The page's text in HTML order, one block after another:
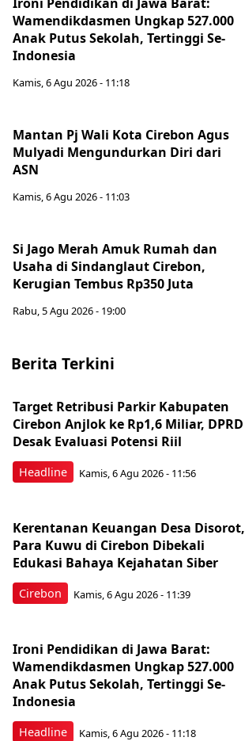
Wamendikdasmen Ungkap 527.000
Anak Putus Sekolah, Tertinggi Se-
Indonesia
Kamis, 6 Agu 2026 - 11:18
Mantan Pj Wali Kota Cirebon Agus
Mulyadi Mengundurkan Diri dari
ASN
Kamis, 6 Agu 2026 - 11:03
Si Jago Merah Amuk Rumah dan
Usaha di Sindanglaut Cirebon,
Kerugian Tembus Rp350 Juta
Rabu, 5 Agu 2026 - 19:00
Berita Terkini
Headline
Target Retribusi Parkir Kabupaten
Cirebon Anjlok ke Rp1,6 Miliar, DPRD
Desak Evaluasi Potensi Riil
Kamis, 6 Agu 2026 - 11:56
Cirebon
Kerentanan Keuangan Desa Disorot,
Para Kuwu di Cirebon Dibekali
Edukasi Bahaya Kejahatan Siber
Kamis, 6 Agu 2026 - 11:39
Headline
Ironi Pendidikan di Jawa Barat:
Wamendikdasmen Ungkap 527.000
Anak Putus Sekolah, Tertinggi Se-
Indonesia
Kamis, 6 Agu 2026 - 11:18